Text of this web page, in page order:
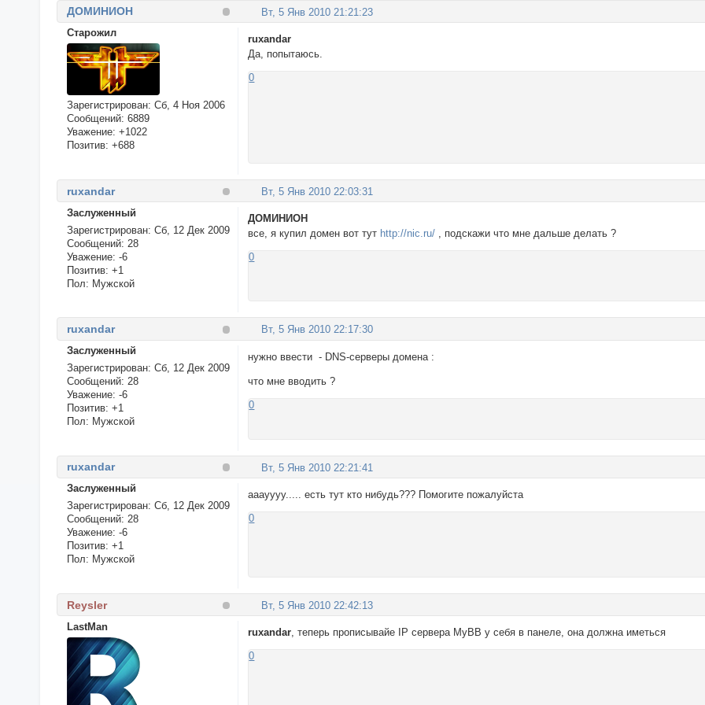
Вт, 5 Янв 2010 21:21:23
ДОМИНИОН
Cтарожил
Зарегистрирован: Сб, 4 Ноя 2006
Сообщений: 6889
Уважение: +1022
Позитив: +688
ruxandar
Да, попытаюсь.
0
Вт, 5 Янв 2010 22:03:31
ruxandar
Заслуженный
Зарегистрирован: Сб, 12 Дек 2009
Сообщений: 28
Уважение: -6
Позитив: +1
Пол: Мужской
ДОМИНИОН
все, я купил домен вот тут http://nic.ru/ , подскажи что мне дальше делать ?
0
Вт, 5 Янв 2010 22:17:30
ruxandar
Заслуженный
Зарегистрирован: Сб, 12 Дек 2009
Сообщений: 28
Уважение: -6
Позитив: +1
Пол: Мужской
нужно ввести - DNS-серверы домена :
что мне вводить ?
0
Вт, 5 Янв 2010 22:21:41
ruxandar
Заслуженный
Зарегистрирован: Сб, 12 Дек 2009
Сообщений: 28
Уважение: -6
Позитив: +1
Пол: Мужской
ааауууу..... есть тут кто нибудь??? Помогите пожалуйста
0
Вт, 5 Янв 2010 22:42:13
Reysler
LastMan
ruxandar, теперь прописывайе IP сервера MyBB у себя в панеле, она должна иметься
0